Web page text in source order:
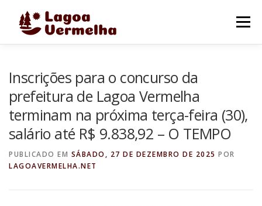
Menu
FALE CONOSCO
Inscrições para o concurso da
prefeitura de Lagoa Vermelha
terminam na próxima terça-feira (30),
salário até R$ 9.838,92 – O TEMPO
PUBLICADO EM SÁBADO, 27 DE DEZEMBRO DE 2025 POR
LAGOAVERMELHA.NET